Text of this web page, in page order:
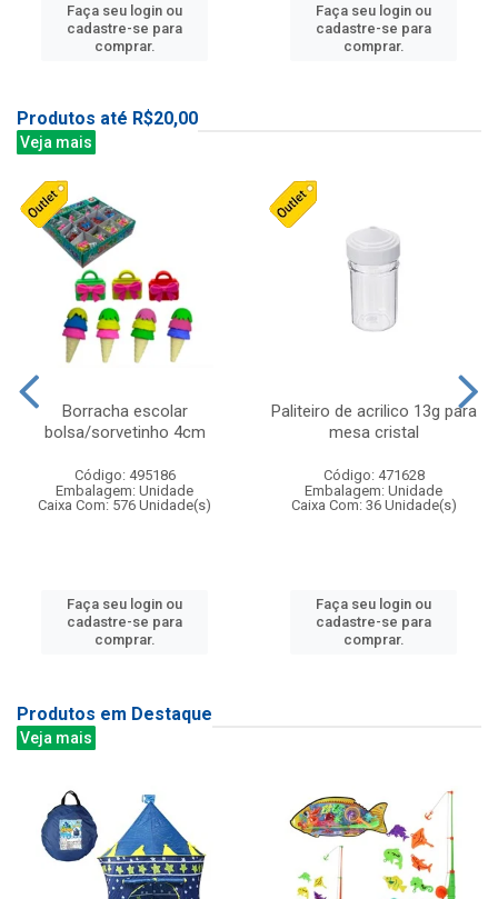
Faça seu login ou
cadastre-se para
comprar.
Faça seu login ou
cadastre-se para
comprar.
Produtos até R$20,00
Veja mais
Borracha escolar
bolsa/sorvetinho 4cm
Código: 495186
Embalagem: Unidade
Caixa Com: 576 Unidade(s)
Faça seu login ou
cadastre-se para
comprar.
Paliteiro de acrilico 13g para
mesa cristal
Código: 471628
Embalagem: Unidade
Caixa Com: 36 Unidade(s)
Faça seu login ou
cadastre-se para
comprar.
Produtos em Destaque
Veja mais